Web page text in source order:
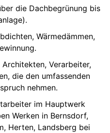
die Dachbegrünung bis
Wärmedämmen,
Architekten, Verarbeiter,
die den umfassenden
nehmen.
im Hauptwerk
Werken in Bernsdorf,
Herten, Landsberg bei